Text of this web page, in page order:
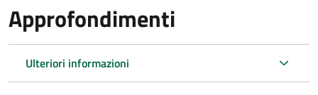
Approfondimenti
Ulteriori informazioni